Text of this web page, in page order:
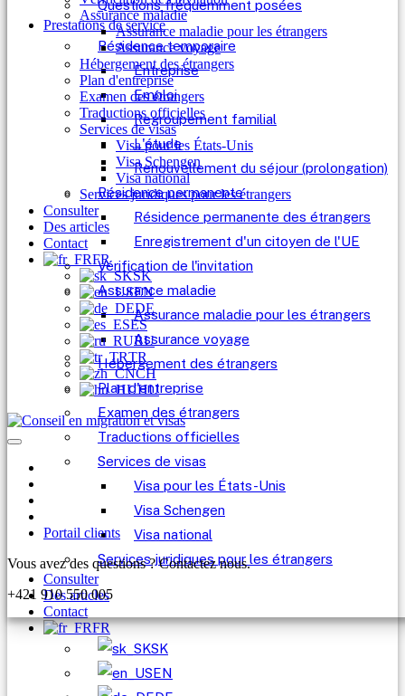
Questions fréquemment posées
Prestations de service
Résidence temporaire
Entreprise
Emploi
Regroupement familial
L'étude
Renouvellement du séjour (prolongation)
Résidence permanente
Résidence permanente des étrangers
Enregistrement d'un citoyen de l'UE
Vérification de l'invitation
Assurance maladie
Assurance maladie pour les étrangers
Assurance voyage
Hébergement des étrangers
Plan d'entreprise
Examen des étrangers
Traductions officielles
Services de visas
Visa pour les États-Unis
Visa Schengen
Visa national
Services juridiques pour les étrangers
Consulter
Des articles
Contact
FR
SK
EN
Assurance maladie
Assurance maladie pour les étrangers
Assurance voyage
Hébergement des étrangers
Plan d'entreprise
Examen des étrangers
Traductions officielles
Services de visas
Visa pour les États-Unis
Visa Schengen
Visa national
Services juridiques pour les étrangers
Consulter
Des articles
Contact
FR
SK
EN
DE
ES
RU
TR
CH
HU
Portail clients
Vous avez des questions ? Contactez nous.
+421 910 550 005